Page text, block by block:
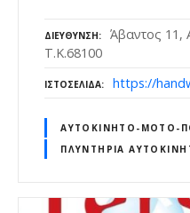
ΔΙΕΎΘΥΝΣΗ
Άβαντος 11,
Τ.Κ.68100
ΙΣΤΟΣΕΛΊΔΑ https://
ΑΥΤΟΚΊΝΗΤΟ-ΜΌΤΟ-
ΠΛΥΝΤΉΡΙΑ